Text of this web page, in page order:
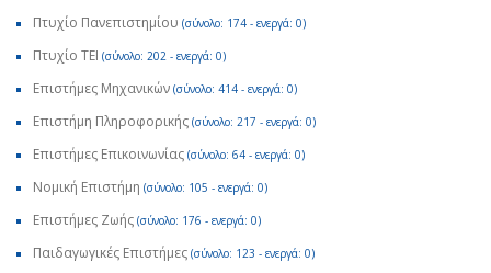
Πτυχίο Πανεπιστημίου (σύνολο: 174 - ενεργά: 0)
Πτυχίο ΤΕΙ (σύνολο: 202 - ενεργά: 0)
Επιστήμες Μηχανικών (σύνολο: 414 - ενεργά: 0)
Επιστήμη Πληροφορικής (σύνολο: 217 - ενεργά: 0)
Επιστήμες Επικοινωνίας (σύνολο: 64 - ενεργά: 0)
Νομική Επιστήμη (σύνολο: 105 - ενεργά: 0)
Επιστήμες Ζωής (σύνολο: 176 - ενεργά: 0)
Παιδαγωγικές Επιστήμες (σύνολο: 123 - ενεργά: 0)